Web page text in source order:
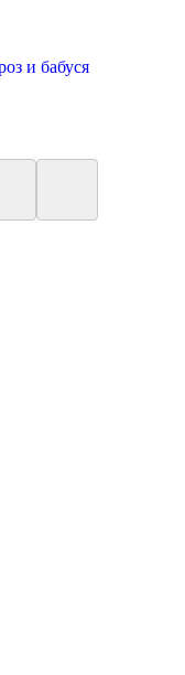
и бабуся